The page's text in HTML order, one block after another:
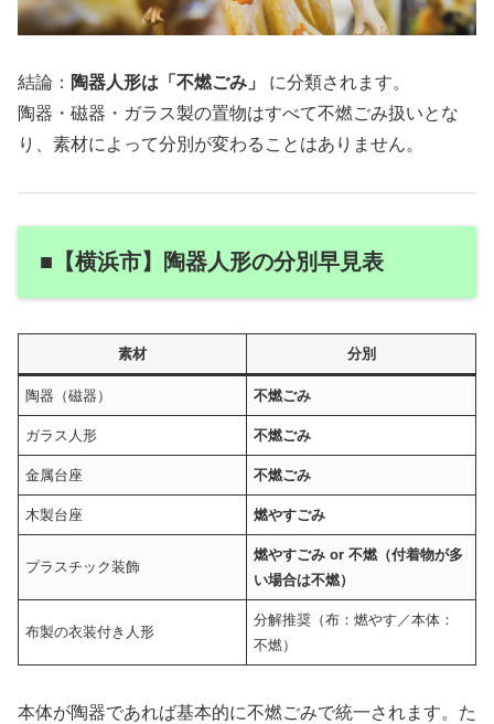
結論： 陶器人形は「不燃ごみ」
に分類されます。
陶器・磁器・ガラス製の置物はすべて不燃ごみ扱いとな
り、素材によって分別が変わることはありません。
■【横浜市】陶器人形の分別早見表
素材 分別
陶器（磁器） 不燃ごみ
ガラス人形 不燃ごみ
金属台座 不燃ごみ
木製台座 燃やすごみ
プラスチック装飾
燃やすごみ or 不燃（付着物が多
い場合は不燃）
布製の衣装付き人形
分解推奨（布：燃やす／本体：
不燃）
本体が陶器であれば基本的に不燃ごみで統一されます。た